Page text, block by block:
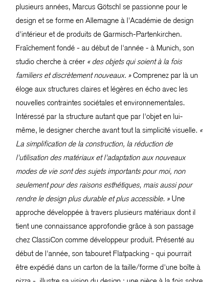
plusieurs années, Marcus Götschl se passionne pour le
design et se forme en Allemagne à l'Académie de design
d'intérieur et de produits de Garmisch-Partenkirchen.
Fraîchement fondé - au début de l'année - à Munich, son
studio cherche à créer « des objets qui soient à la fois
familiers et discrètement nouveaux. »Comprenez par là un
éloge aux structures claires et légères en écho avec les
nouvelles contraintes sociétales et environnementales.
Intéressé par la structure autant que par l'objet en lui-
même, le designer cherche avant tout la simplicité visuelle. «
La simplification de la construction, la réduction de
l'utilisation des matériaux et l'adaptation aux nouveaux
modes de vie sont des sujets importants pour moi, non
seulement pour des raisons esthétiques, mais aussi pour
rendre le design plus durable et plus accessible. »Une
approche développée à travers plusieurs matériaux dont il
tient une connaissance approfondie grâce à son passage
chez ClassiCon comme développeur produit. Présenté au
début de l'année, son tabouret Flatpacking - qui pourrait
être expédié dans un carton de la taille/forme d'une boîte à